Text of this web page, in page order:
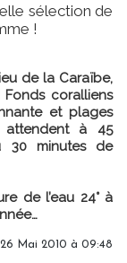
sélection de
!
de la Caraïbe,
coralliens
et plages
attendent à 45
30 minutes de
de l’eau 24° à
Mai 2010 à 09:48